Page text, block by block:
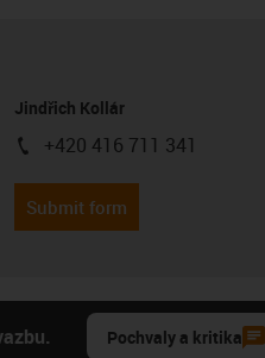
Jindřich Kollár
igus-icon-phone
+420 416 711 341
Submit form
Pochvaly a kritika